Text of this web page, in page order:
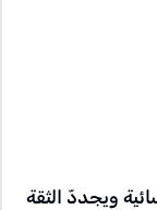
ويجددّ الثقة